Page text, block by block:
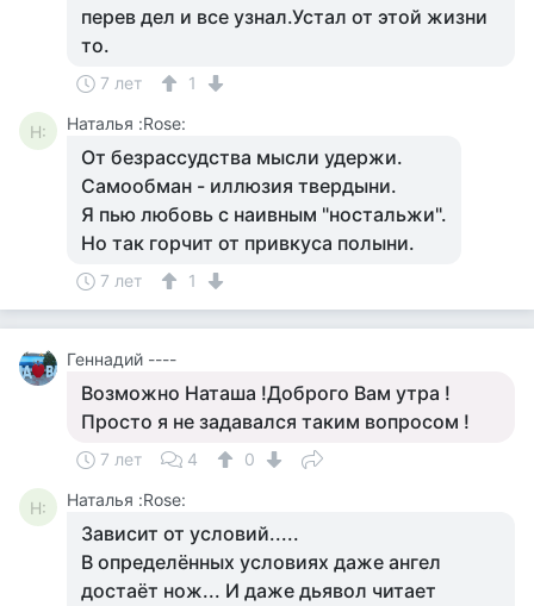
перев дел и все узнал.Устал от этой жизни
то.
7 лет 1
Н: Наталья :Rose:
От безрассудства мысли удержи.
Самообман - иллюзия твердыни.
Я пью любовь с наивным "ностальжи".
Но так горчит от привкуса полыни.
7 лет 1
Геннадий ----
Возможно Наташа !Доброго Вам утра !
Просто я не задавался таким вопросом !
7 лет 4 0
Н: Наталья :Rose:
Зависит от условий.....
В определённых условиях даже ангел
достаёт нож... И даже дьявол читает